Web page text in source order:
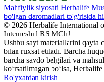
Mahfiylik siyosati Herbalife
bo'lgan daromadlari to'g'risida
© 2026 Herbalife International
Interneshnl RS MChJ
Ushbu sayt materiallarini qayta
bilan ruxsat etiladi. Barcha
barcha savdo belgilari va
ko‘rsatilmagan bo‘lsa,
Ro'yxatdan kirish